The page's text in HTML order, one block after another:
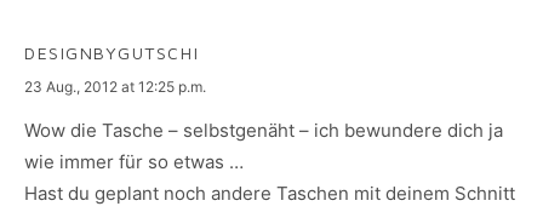
DESIGNBYGUTSCHI
says:
23 Aug., 2012 at 12:25 p.m.
Wow die Tasche – selbstgenäht – ich bewundere dich ja
wie immer für so etwas …
Hast du geplant noch andere Taschen mit deinem Schnitt